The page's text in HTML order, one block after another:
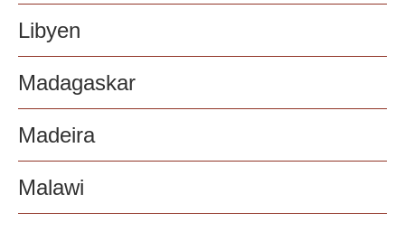
Libyen
Madagaskar
Madeira
Malawi